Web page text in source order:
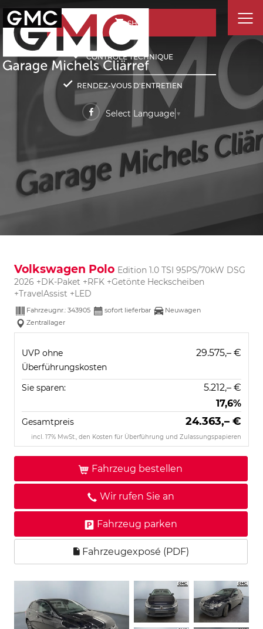
SHOP
CONTRÔLE TECHNIQUE
RENDEZ-VOUS D'ENTRETIEN
Select Language ▼
Volkswagen Polo Edition 1.0 TSI 95PS/70kW DSG
2026 +DK-Paket +RFK +Getönte Heckscheiben
+TravelAssist +LED
Fahrzeugnr.: 343905 sofort lieferbar
Neuwagen
Zentrallager
UVP ohne
Überführungskosten
29.575,– €
Sie sparen:
5.212,– €
17,6%
Gesamtpreis 24.363,– €
incl. 17% MwSt., den Kosten für Überführung und Zulassungspapieren
Fahrzeug bestellen
Wir rufen Sie an
Fahrzeug parken
Fahrzeugexposé (PDF)